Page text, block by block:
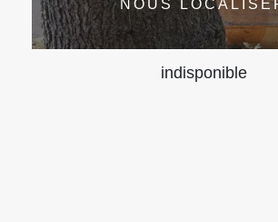
NOUS
indisponible